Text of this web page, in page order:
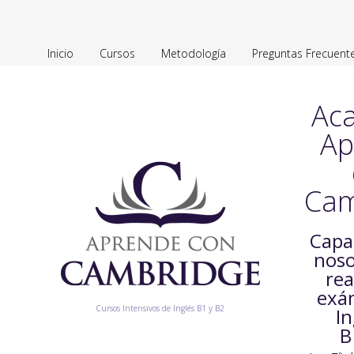
Inicio Cursos Metodología Preguntas
Cursos Intensivos de Inglés B1 y B2